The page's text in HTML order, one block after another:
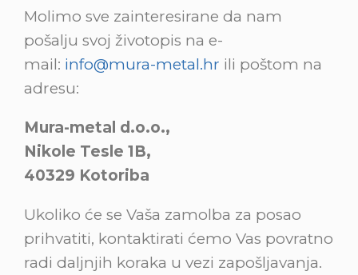
Molimo sve zainteresirane da nam
pošalju svoj životopis na e-
mail: info@mura-metal.hr ili poštom na
adresu:
Mura-metal d.o.o.,
Nikole Tesle 1B,
40329 Kotoriba
Ukoliko će se Vaša zamolba za posao
prihvatiti, kontaktirati ćemo Vas povratno
radi daljnjih koraka u vezi zapošljavanja.